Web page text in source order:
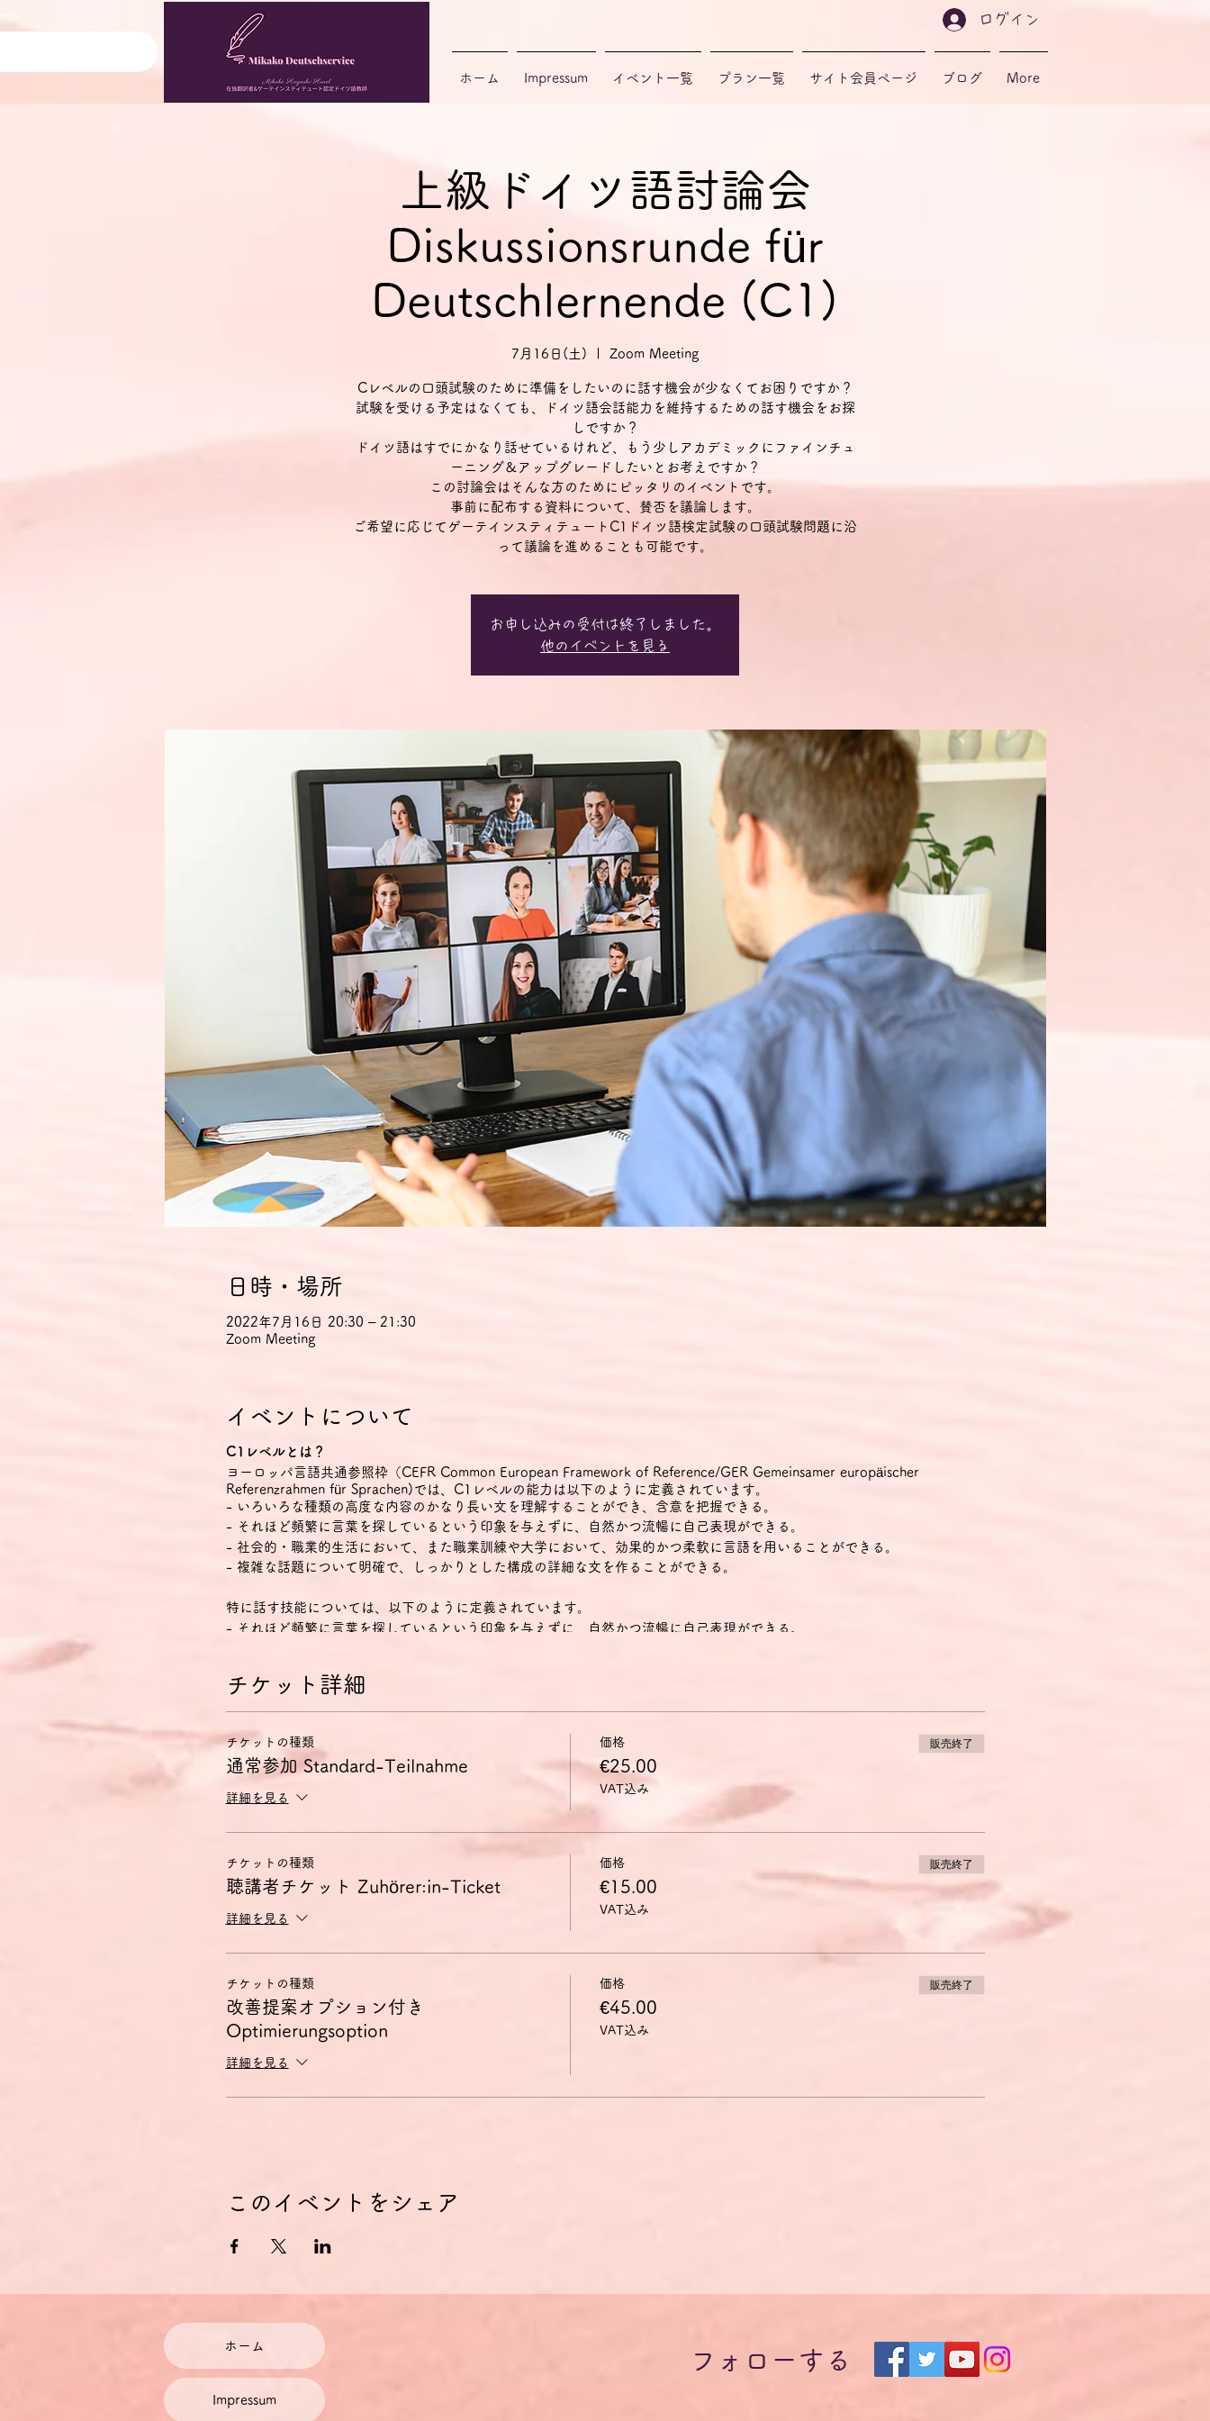
上級ドイツ語討論会
Diskussionsrunde für
Deutschlernende (C1)
7月16日(土) Zoom Meeting
Cレベルの口頭試験のために準備をしたいのに話す機会が少なくてお困りですか？
試験を受ける予定はなくても、ドイツ語会話能力を維持するための話す機会をお探
しですか？
ドイツ語はすでにかなり話せているけれど、もう少しアカデミックにファインチュ
ーニング＆アップグレードしたいとお考えですか？
この討論会はそんな方のためにピッタリのイベントです。
事前に配布する資料について、賛否を議論します。
ご希望に応じてゲーテインスティテュートC1ドイツ語検定試験の口頭試験問題に沿
って議論を進めることも可能です。
お申し込みの受付は終了しました。
他のイベントを見る
日時・場所
2022年7月16日 20:30 – 21:30
Zoom Meeting
イベントについて
C1レベルとは？
ヨーロッパ言語共通参照枠（CEFR Common European Framework of Reference/GER Gemeinsamer europäischer
Referenzrahmen für Sprachen)では、C1レベルの能力は以下のように定義されています。
- いろいろな種類の高度な内容のかなり長い文を理解することができ、含意を把握できる。
- それほど頻繁に言葉を探しているという印象を与えずに、自然かつ流暢に自己表現ができる。
- 社会的・職業的生活において、また職業訓練や大学において、効果的かつ柔軟に言語を用いることができる。
- 複雑な話題について明確で、しっかりとした構成の詳細な文を作ることができる。
特に話す技能については、以下のように定義されています。
- それほど頻繁に言葉を探しているという印象を与えずに、自然かつ流暢に自己表現ができる。
- 複雑な事態を詳しく説明し、議題点を互いに関連付け、特定の観点を特に取り上げて自分の発言を適切に完成させることが
討論会のコンセプト
C1討論会は、このC1の能力の獲得を目指している方に、特に筋道を立てて話す練習の場を提供するものです。
少人数のグループで、教師は司会役に専念することで、参加者全員が十分な発言の機会を得られるようにします。
事前に配布する資料について、賛否の意見を各自1～2分のスピーチとして述べます。その後、スピーチ内容に関する質疑応答
ご希望に応じてゲーテインスティテュートC1ドイツ語検定試験の口頭試験問題に沿って議論を進めることも可能です。例え
ば歓迎会プログラムや旅行の共同計画やプレゼンテーションの共同制作など。
使用言語はドイツ語のみとしますが、どうしてもドイツ語で表現できないことがあったり、意思の疎通が図れない場合は日本
ールにて送付いたします。この場合、動画を6カ月閲覧できる別リンクも送付いたします。
料金について
チケット料金には、チケット手数料およびドイツの付加価値税19％が含まれています。
で設定しております。
料金の割引
毎月1～2回座談会・討論会に参加される場合は、ドイツ語オンラインサロン「Steckenpferd」に入会されると会員割引があっ
座談会・討論会に定期的ではなくとも繰り返し参加されたい場合は、お得な回数券をご利用ください。ご購入は
チケット詳細
チケットの種類
通常参加 Standard-Teilnahme
詳細を見る
価格
€25.00
VAT込み
販売終了
チケットの種類
聴講者チケット Zuhörer:in-Ticket
詳細を見る
価格
€15.00
VAT込み
販売終了
チケットの種類
改善提案オプション付き
Optimierungsoption
詳細を見る
価格
€45.00
VAT込み
販売終了
このイベントをシェア
ホーム Impressum イベント一覧 プラン一覧 サイト会員ページ ブログ More
ログイン
ホーム
Impressum
フォローする